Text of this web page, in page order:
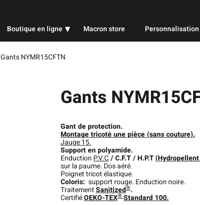
Boutique en ligne
Professionnel
Macron store Personnalisation
Gants NYMR15CFTN
Gants
Gant de protection.
Montage tricoté une pièce (sans couture).
Jauge 15.
Support en polyamide.
Enduction P.V.C/ C.F.T / H.P.T
sur la paume. Dos aéré.
Poignet tricot élastique.
Coloris: support rouge. Enduction noire.
TraitementSanitized®.
CertifiéOEKO-TEX® Standard 100.